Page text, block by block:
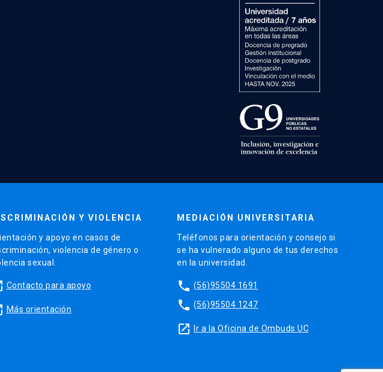
Y VIOLENCIA
y apoyo en casos de
violencia de género o
sexual.
Contacto para apoyo
Más orientación
MEDIACIÓN UNIVERSITARIA
Teléfonos para orientación y consejo si
se ha vulnerado alguno de tus derechos
en la universidad.
phone (56)95504 1691
phone (56)95504 1247
launch Ir a la Oficina de Ombuds UC